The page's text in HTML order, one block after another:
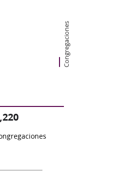
Congregaciones